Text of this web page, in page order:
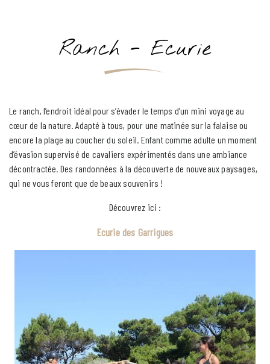
Ranch - Ecurie
Le ranch, l’endroit idéal pour s’évader le temps d’un mini voyage au
cœur de la nature. Adapté à tous, pour une matinée sur la falaise ou
encore la plage au coucher du soleil. Enfant comme adulte un moment
d’évasion supervisé de cavaliers expérimentés dans une ambiance
décontractée. Des randonnées à la découverte de nouveaux paysages,
qui ne vous feront que de beaux souvenirs !
Découvrez ici :
Ecurie des Garrigues